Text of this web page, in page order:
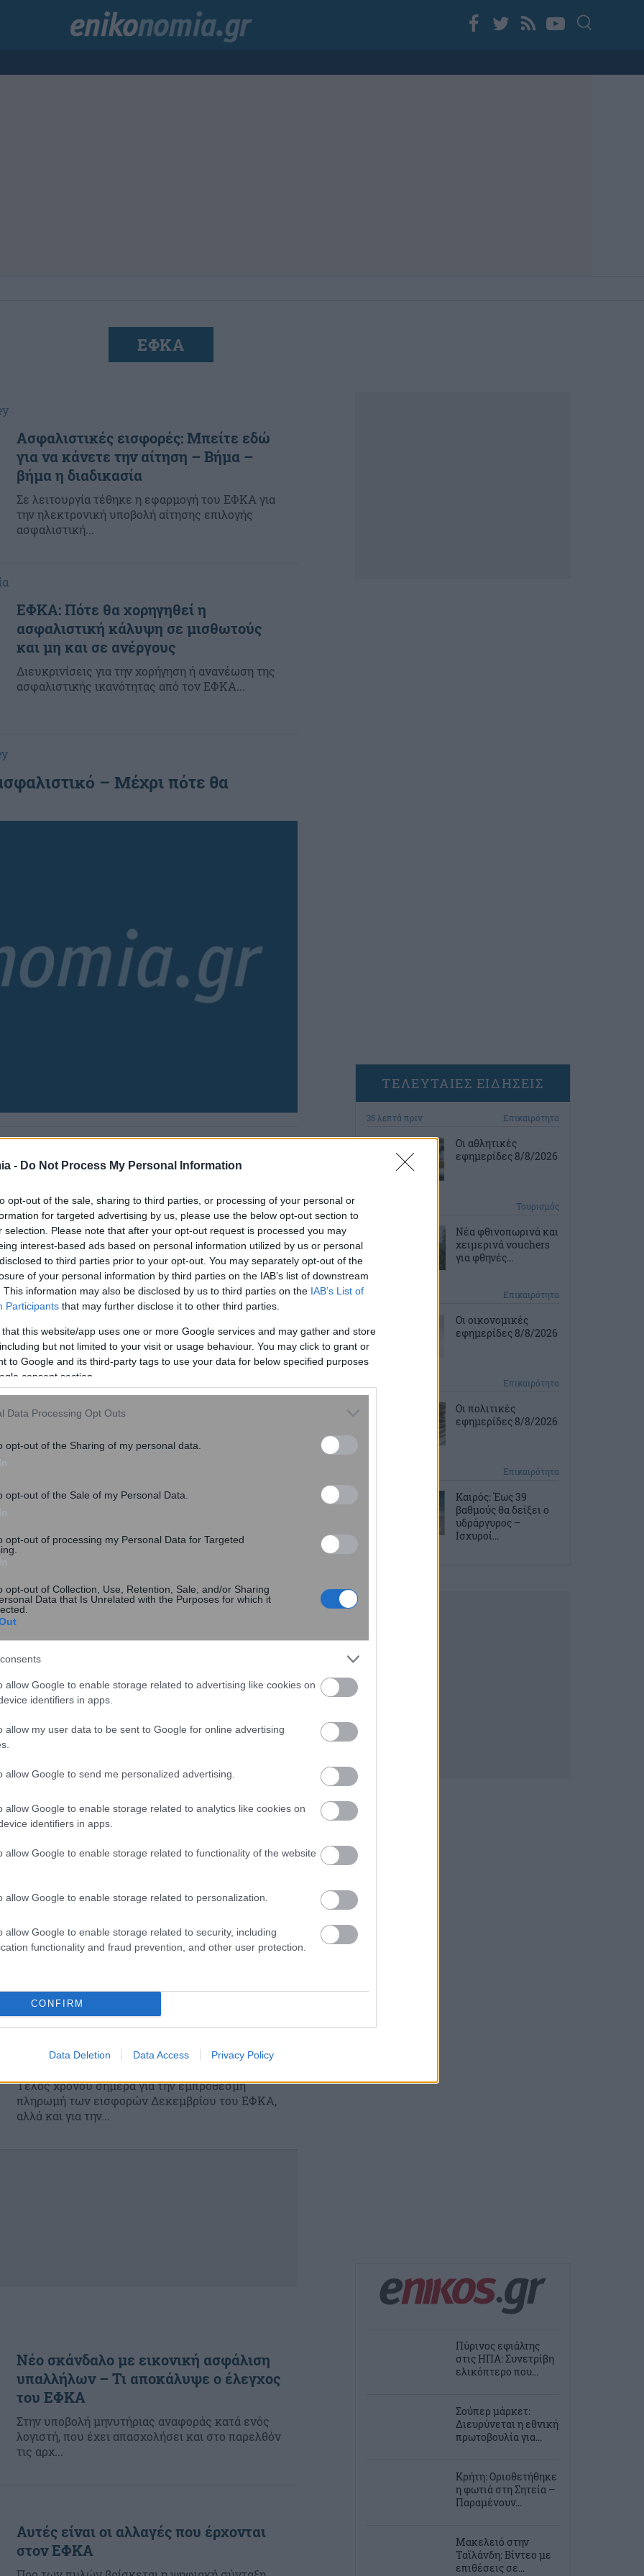
- Do Not Process My Personal Information
opt-out of the sale, sharing to third parties, or processing of your personal or
for targeted advertising by us, please use the below opt-out section to
selection. Please note that after your opt-out request is processed you may
interest-based ads based on personal information utilized by us or personal
to third parties prior to your opt-out. You may separately opt-out of the
of your personal information by third parties on the IAB’s list of downstream
This information may also be disclosed by us to third parties on the IAB’s List of
Participants that may further disclose it to other third parties.
that this website/app uses one or more Google services and may gather and store
but not limited to your visit or usage behaviour. You may click to grant or
to Google and its third-party tags to use your data for below specified purposes
consent section.
Data Processing Opt Outs
opt-out of the Sharing of my personal data.
opt-out of the Sale of my Personal Data.
opt-out of processing my Personal Data for Targeted
opt-out of Collection, Use, Retention, Sale, and/or Sharing
Data that Is Unrelated with the Purposes for which it
allow Google to enable storage related to advertising like cookies on
identifiers in apps.
allow my user data to be sent to Google for online advertising
allow Google to send me personalized advertising.
allow Google to enable storage related to analytics like cookies on
identifiers in apps.
allow Google to enable storage related to functionality of the website
allow Google to enable storage related to personalization.
allow Google to enable storage related to security, including
functionality and fraud prevention, and other user protection.
CONFIRM
Data Deletion Data Access Privacy Policy
ΕΦΚΑ
Ασφαλιστικές εισφορές: Μπείτε εδώ
για να κάνετε την αίτηση – Βήμα –
βήμα η διαδικασία
Σε λειτουργία τέθηκε η εφαρμογή του ΕΦΚΑ για
την ηλεκτρονική υποβολή αίτησης επιλογής
ασφαλιστική...
ΕΦΚΑ: Πότε θα χορηγηθεί η
ασφαλιστική κάλυψη σε μισθωτούς
και μη και σε ανέργους
Διευκρινίσεις για την χορήγηση ή ανανέωση της
ασφαλιστικής ικανότητας από τον ΕΦΚΑ...
– Μέχρι πότε θα
Πλασματικά έτη: Δωρεάν αναγνώριση
αφορά
Τη δυνατότητα δωρεάν αναγνώρισης έως...
μη μισθωτοί – Όλες οι λεπτομέρειες
ΕΦΚΑ για τις εισφορές των μη μισθωτών...
Αυτός είναι ο μέσος μισθός πλήρους
και μερικής απασχόλησης – Τι
Αναλυτικών Περιοδικών...
Ποιες εισφορές οδηγούν σε
Αμέσως μετά την ψήφιση του νομοσχεδίου του
που βρίσκο...
Τελευταία ευκαιρία: Εκπνέει η
ΕΝΦΙΑ
Τέλος χρόνου σήμερα για την εμπρόθεσμη
πληρωμή των εισφορών Δεκεμβρίου του ΕΦΚΑ,
αλλά και για την...
Νέο σκάνδαλο με εικονική ασφάλιση
υπαλλήλων – Τι αποκάλυψε ο έλεγχος
του ΕΦΚΑ
Στην υποβολή μηνυτήριας αναφοράς κατά ενός
λογιστή, που έχει απασχολήσει και στο παρελθόν
τις αρχ...
Αυτές είναι οι αλλαγές που έρχονται
στον ΕΦΚΑ
ΤΕΛΕΥΤΑΙΕΣ ΕΙΔΗΣΕΙΣ
35 λεπτά πριν Επικαιρότητα
Οι αθλητικές
εφημερίδες 8/8/2026
Τουρισμός
Νέα φθινοπωρινά και
χειμερινά vouchers
για φθηνές...
Επικαιρότητα
Οι οικονομικές
εφημερίδες 8/8/2026
Επικαιρότητα
Οι πολιτικές
εφημερίδες 8/8/2026
Επικαιρότητα
Καιρός: Έως 39
βαθμούς θα δείξει ο
υδράργυρος –
Ισχυροί...
Πύρινος εφιάλτης
στις ΗΠΑ: Συνετρίβη
ελικόπτερο που...
Σούπερ μάρκετ:
Διευρύνεται η εθνική
πρωτοβουλία για...
Κρήτη: Οριοθετήθηκε
η φωτιά στη Σητεία –
Παραμένουν...
Μακελειό στην
Ταϊλάνδη: Βίντεο με
επιθέσεις σε...